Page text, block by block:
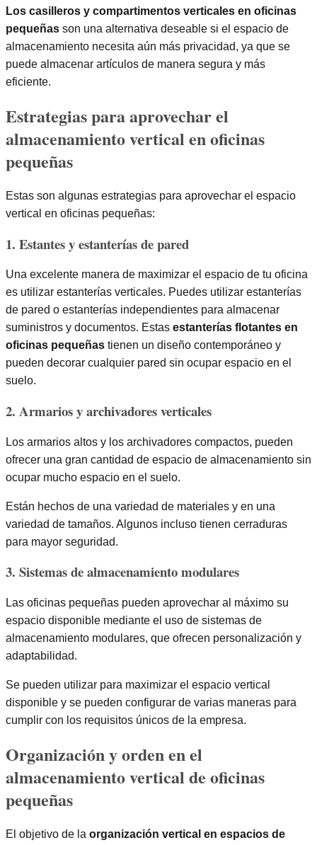
Los casilleros y compartimentos verticales en oficinas
pequeñas son una alternativa deseable si el espacio de
almacenamiento necesita aún más privacidad, ya que se
puede almacenar artículos de manera segura y más
eficiente.
Estrategias para aprovechar el
almacenamiento vertical en oficinas
pequeñas
Estas son algunas estrategias para aprovechar el espacio
vertical en oficinas pequeñas:
1. Estantes y estanterías de pared
Una excelente manera de maximizar el espacio de tu oficina
es utilizar estanterías verticales. Puedes utilizar estanterías
de pared o estanterías independientes para almacenar
suministros y documentos. Estas estanterías flotantes en
oficinas pequeñas tienen un diseño contemporáneo y
pueden decorar cualquier pared sin ocupar espacio en el
suelo.
2. Armarios y archivadores verticales
Los armarios altos y los archivadores compactos, pueden
ofrecer una gran cantidad de espacio de almacenamiento sin
ocupar mucho espacio en el suelo.
Están hechos de una variedad de materiales y en una
variedad de tamaños. Algunos incluso tienen cerraduras
para mayor seguridad.
3. Sistemas de almacenamiento modulares
Las oficinas pequeñas pueden aprovechar al máximo su
espacio disponible mediante el uso de sistemas de
almacenamiento modulares, que ofrecen personalización y
adaptabilidad.
Se pueden utilizar para maximizar el espacio vertical
disponible y se pueden configurar de varias maneras para
cumplir con los requisitos únicos de la empresa.
Organización y orden en el
almacenamiento vertical de oficinas
pequeñas
El objetivo de la organización vertical en espacios de